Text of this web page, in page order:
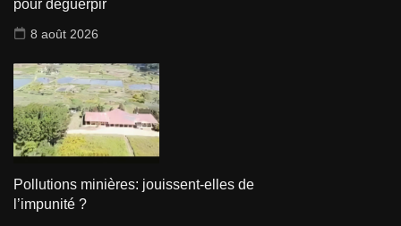
pour déguerpir
8 août 2026
Pollutions minières: jouissent-elles de
l’impunité ?